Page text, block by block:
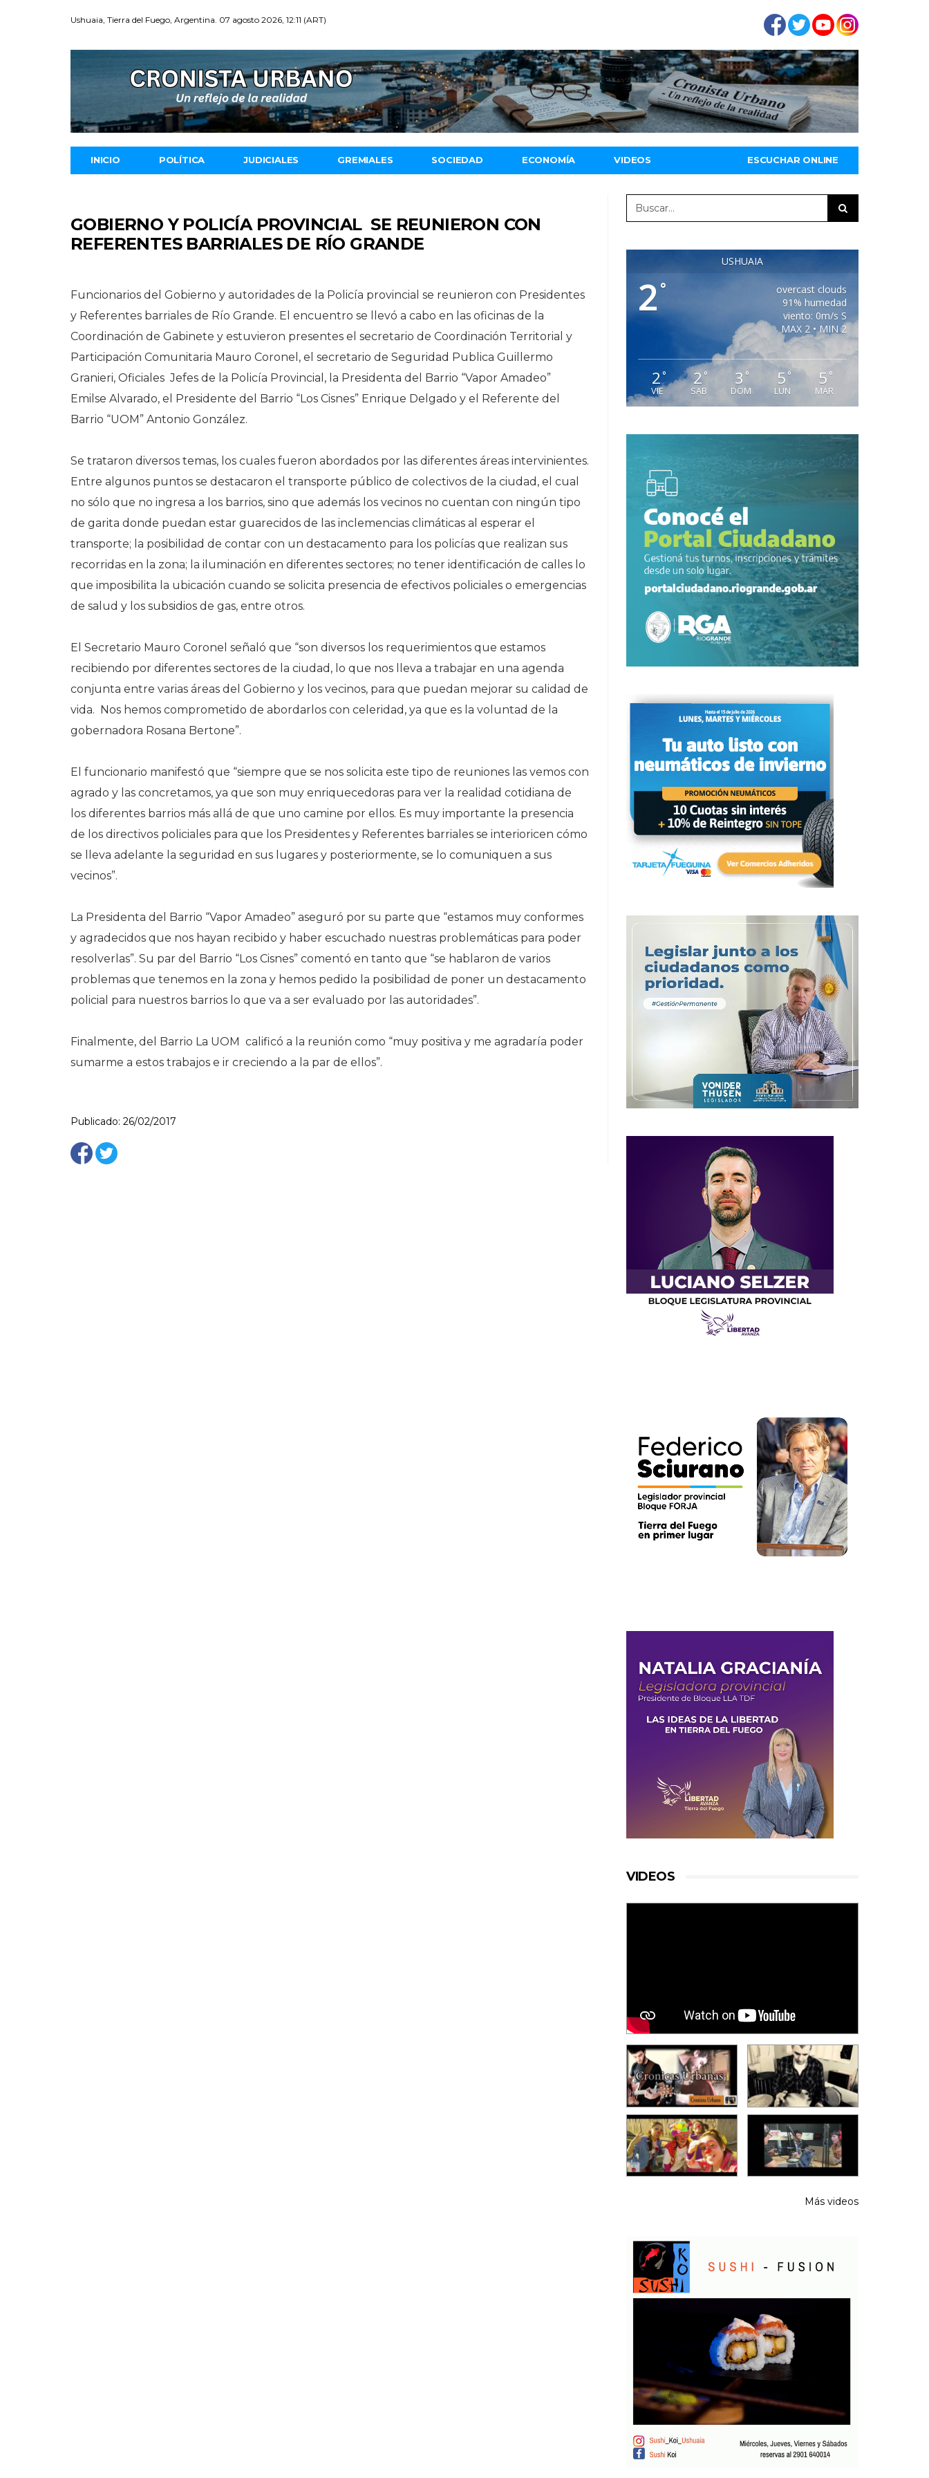
Ushuaia, Tierra del Fuego, Argentina. 07 agosto 2026, 12:11 (ART)
INICIO POLÍTICA JUDICIALES GREMIALES SOCIEDAD ECONOMÍA VIDEOS ESCUCHAR ONLINE
GOBIERNO Y POLICÍA PROVINCIAL SE REUNIERON CON
REFERENTES BARRIALES DE RÍO GRANDE
Funcionarios del Gobierno y autoridades de la Policía provincial se reunieron con Presidentes
y Referentes barriales de Río Grande. El encuentro se llevó a cabo en las oficinas de la
Coordinación de Gabinete y estuvieron presentes el secretario de Coordinación Territorial y
Participación Comunitaria Mauro Coronel, el secretario de Seguridad Publica Guillermo
Granieri, Oficiales Jefes de la Policía Provincial, la Presidenta del Barrio “Vapor Amadeo”
Emilse Alvarado, el Presidente del Barrio “Los Cisnes” Enrique Delgado y el Referente del
Barrio “UOM” Antonio González.
Se trataron diversos temas, los cuales fueron abordados por las diferentes áreas intervinientes.
Entre algunos puntos se destacaron el transporte público de colectivos de la ciudad, el cual
no sólo que no ingresa a los barrios, sino que además los vecinos no cuentan con ningún tipo
de garita donde puedan estar guarecidos de las inclemencias climáticas al esperar el
transporte; la posibilidad de contar con un destacamento para los policías que realizan sus
recorridas en la zona; la iluminación en diferentes sectores; no tener identificación de calles lo
que imposibilita la ubicación cuando se solicita presencia de efectivos policiales o emergencias
de salud y los subsidios de gas, entre otros.
El Secretario Mauro Coronel señaló que “son diversos los requerimientos que estamos
recibiendo por diferentes sectores de la ciudad, lo que nos lleva a trabajar en una agenda
conjunta entre varias áreas del Gobierno y los vecinos, para que puedan mejorar su calidad de
vida. Nos hemos comprometido de abordarlos con celeridad, ya que es la voluntad de la
gobernadora Rosana Bertone”.
El funcionario manifestó que “siempre que se nos solicita este tipo de reuniones las vemos con
agrado y las concretamos, ya que son muy enriquecedoras para ver la realidad cotidiana de
los diferentes barrios más allá de que uno camine por ellos. Es muy importante la presencia
de los directivos policiales para que los Presidentes y Referentes barriales se interioricen cómo
se lleva adelante la seguridad en sus lugares y posteriormente, se lo comuniquen a sus
vecinos”.
La Presidenta del Barrio “Vapor Amadeo” aseguró por su parte que “estamos muy conformes
y agradecidos que nos hayan recibido y haber escuchado nuestras problemáticas para poder
resolverlas”. Su par del Barrio “Los Cisnes” comentó en tanto que “se hablaron de varios
problemas que tenemos en la zona y hemos pedido la posibilidad de poner un destacamento
policial para nuestros barrios lo que va a ser evaluado por las autoridades”.
Finalmente, del Barrio La UOM calificó a la reunión como “muy positiva y me agradaría poder
sumarme a estos trabajos e ir creciendo a la par de ellos”.
Publicado: 26/02/2017
USHUAIA
2 °
overcast clouds
91% humedad
viento: 0m/s S
MAX 2 • MIN 2
2°
VIE
2 °
SAB
3 °
DOM
5 °
LUN
5 °
MAR
VIDEOS
Más videos